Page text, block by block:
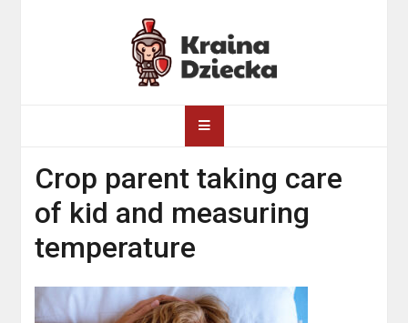
Kraina Dziecka
Crop parent taking care
of kid and measuring
temperature